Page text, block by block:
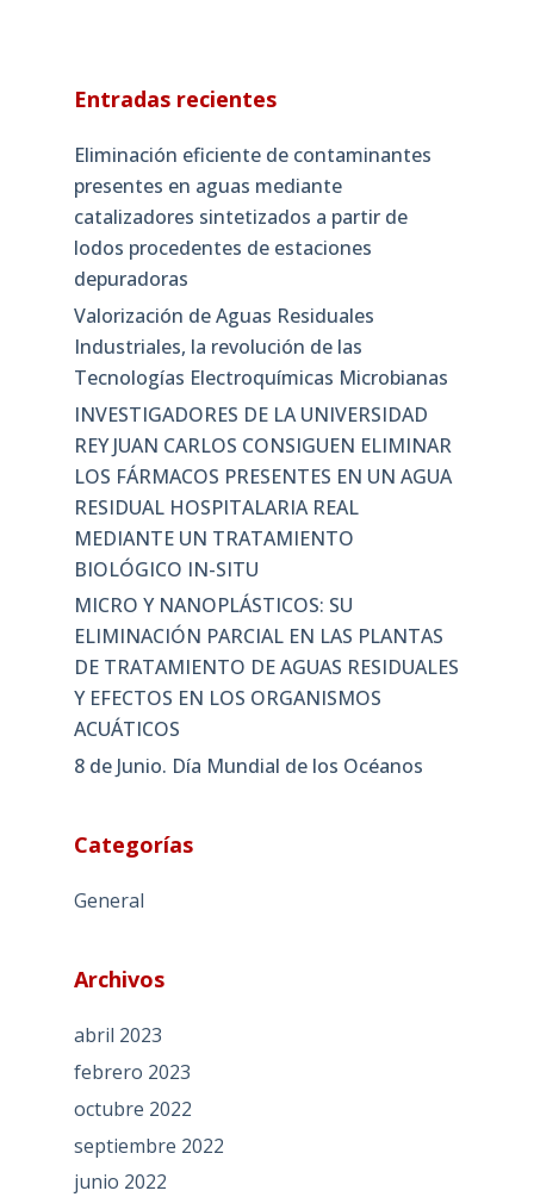
Entradas recientes
Eliminación eficiente de contaminantes
presentes en aguas mediante
catalizadores sintetizados a partir de
lodos procedentes de estaciones
depuradoras
Valorización de Aguas Residuales
Industriales, la revolución de las
Tecnologías Electroquímicas Microbianas
INVESTIGADORES DE LA UNIVERSIDAD
REY JUAN CARLOS CONSIGUEN ELIMINAR
LOS FÁRMACOS PRESENTES EN UN AGUA
RESIDUAL HOSPITALARIA REAL
MEDIANTE UN TRATAMIENTO
BIOLÓGICO IN-SITU
MICRO Y NANOPLÁSTICOS: SU
ELIMINACIÓN PARCIAL EN LAS PLANTAS
DE TRATAMIENTO DE AGUAS RESIDUALES
Y EFECTOS EN LOS ORGANISMOS
ACUÁTICOS
8 de Junio. Día Mundial de los Océanos
Categorías
General
Archivos
abril 2023
febrero 2023
octubre 2022
septiembre 2022
junio 2022